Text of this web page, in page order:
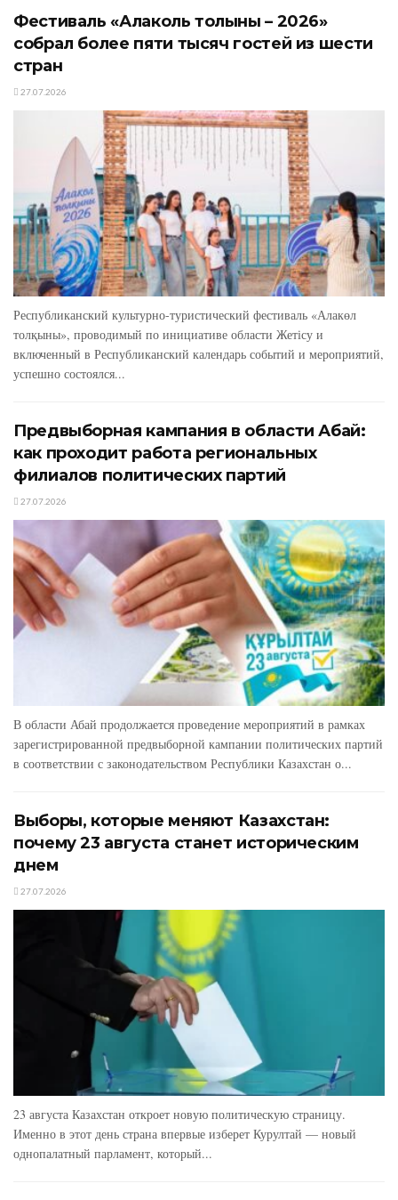
Фестиваль «Алаколь толқыны – 2026»
собрал более пяти тысяч гостей из шести
стран
27.07.2026
Республиканский культурно-туристический фестиваль «Алакөл
толқыны», проводимый по инициативе области Жетісу и
включенный в Республиканский календарь событий и мероприятий,
успешно состоялся...
Предвыборная кампания в области Абай:
как проходит работа региональных
филиалов политических партий
27.07.2026
В области Абай продолжается проведение мероприятий в рамках
зарегистрированной предвыборной кампании политических партий
в соответствии с законодательством Республики Казахстан о...
Выборы, которые меняют Казахстан:
почему 23 августа станет историческим
днем
27.07.2026
23 августа Казахстан откроет новую политическую страницу.
Именно в этот день страна впервые изберет Курултай — новый
однопалатный парламент, который...